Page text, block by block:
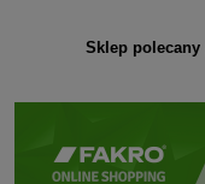
Sklep polecany